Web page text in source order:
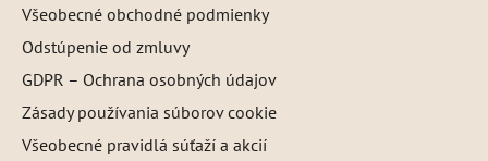
Všeobecné obchodné podmienky
Odstúpenie od zmluvy
GDPR – Ochrana osobných údajov
Zásady používania súborov cookie
Všeobecné pravidlá súťaží a akcií